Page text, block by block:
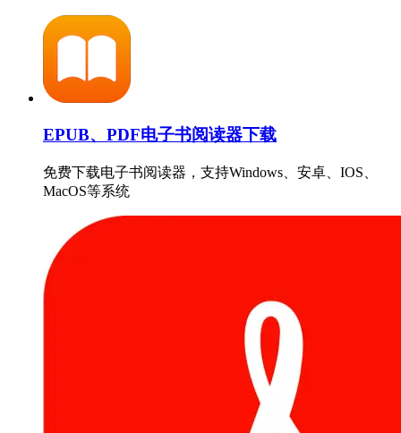
EPUB、PDF电子书阅读器下载
免费下载电子书阅读器，支持Windows、安卓、IOS、
MacOS等系统